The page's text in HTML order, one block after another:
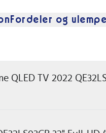
Fordeler og
QLED TV 2022